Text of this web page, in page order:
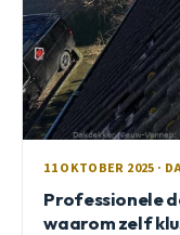
11 OKTOBER 2025 ·
Professionele
waarom zelf